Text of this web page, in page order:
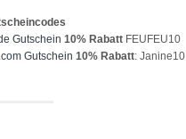
Gutschein 10% Rabatt FEUFEU10
Gutschein 10% Rabatt: Janine10